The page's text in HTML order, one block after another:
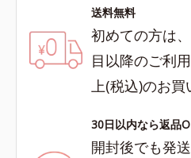
送料無料
初めての方は
目以降のご利
上(税込)のお
30日以内なら返品
開封後でも発